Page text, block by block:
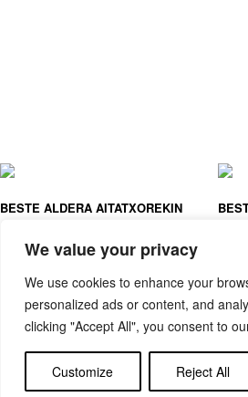
We value your privacy
We use cookies to enhance your
personalized ads or content, and
clicking "Accept All", you consent to
Customize Reject All
BESTE ALDERA AITATXOREKIN